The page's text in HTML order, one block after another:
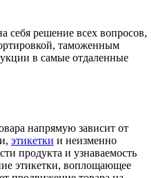
себя решение всех вопросов,
таможенным
в самые отдаленные
напрямую зависит от
этикетки и неизменно
продукта и узнаваемость
этикетки, воплощающее